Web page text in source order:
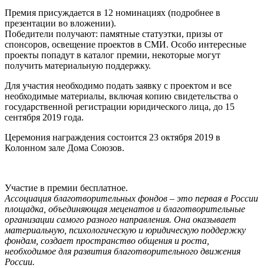
Премия присуждается в 12 номинациях (подробнее в
презентации во вложении).
Победители получают: памятные статуэтки, призы от
спонсоров, освещение проектов в СМИ. Особо интересные
проекты попадут в каталог премии, некоторые могут
получить материальную поддержку.
Для участия необходимо подать заявку с проектом и все
необходимые материалы, включая копию свидетельства о
государственной регистрации юридического лица, до 15
сентября 2019 года.
Церемония награждения состоится 23 октября 2019 в
Колонном зале Дома Союзов.
Участие в премии бесплатное.
Ассоциация благотворительных фондов – это первая в России
площадка, объединяющая меценатов и благотворительные
организации самого разного направления. Она оказывает
материальную, психологическую и юридическую поддержку
фондам, создает пространство общения и роста,
необходимое для развития благотворительного движения
России.